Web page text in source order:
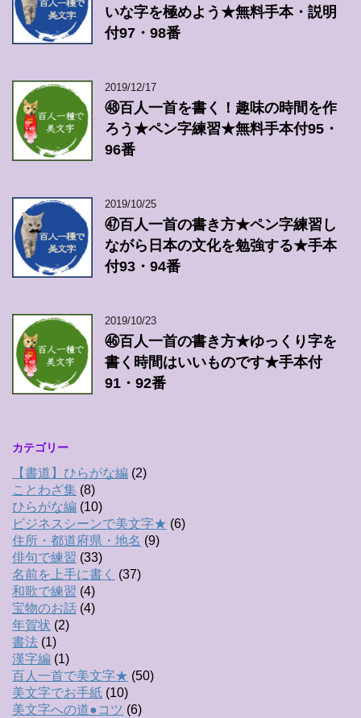
いな字を極めよう★無料手本・説明
付97・98番
2019/12/17
㊽百人一首を書く！趣味の時間を作
ろう★ペン字練習★無料手本付95・
96番
2019/10/25
㊼百人一首の書き方★ペン字練習し
ながら日本の文化を勉強する★手本
付93・94番
2019/10/23
㊻百人一首の書き方★ゆっくり字を
書く時間はいいものです★手本付
91・92番
カテゴリー
【書道】ひらがな編 (2)
ことわざ集 (8)
ひらがな編 (10)
ビジネスシーンで美文字★ (6)
住所・都道府県・地名 (9)
俳句で練習 (33)
名前を上手に書く
(37)
和歌で練習 (4)
宝物のお話 (4)
年賀状 (2)
書法 (1)
漢字編 (1)
百人一首で美文字★ (50)
美文字でお手紙 (10)
美文字への道●コツ (6)